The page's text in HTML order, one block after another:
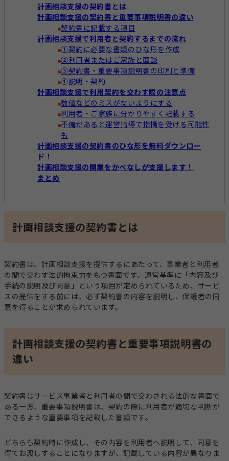
記録 帳票作成 電子サイン
国保連請求 工賃計算 指定申請
開業の流れ 処遇改善加算
個別支援計画 モニタリング
計画相談支援の契約書とは
計画相談支援の契約書と重要事項説明書の違い
契約書に記載する項目
計画相談支援で利用者と契約するまでの流れ
①契約に必要な書類のひな形を作成
②利用者またはご家族と面談
③契約書・重要事項説明書の印刷と準備
④説明・契約
計画相談支援で利用契約を交わす際の注意点
数値などのミスがないようにする
利用者・ご家族に分かりやすく記載する
不備があると運営指導で指摘を受ける可能性
も
計画相談支援の契約書のひな形を無料ダウンロー
ド！
計画相談支援の開業をかべなしが支援します！
まとめ
計画相談支援の契約書とは
契約書は、計画相談支援を提供するにあたって、事業者と利用者
の間で交わす法的拘束力をもつ書面です。運営基準に「内容及び
手続の説明及び同意」という項目が定められているため、サービ
スの提供をする前には、必ず契約書の内容を説明し、保護者の同
意を得ることが求められています。
計画相談支援の契約書と重要事項説明書の
違い
契約書はサービス事業者と利用者の間で交わされる法的な書面で
ある一方、重要事項説明書は、契約の際に利用者が適切な判断が
できるような重要事項を記載した書類です。
どちらも契約時に作成し、その内容を利用者へ説明して、同意を
得てお渡しすることになりますが、記載している内容が異なりま